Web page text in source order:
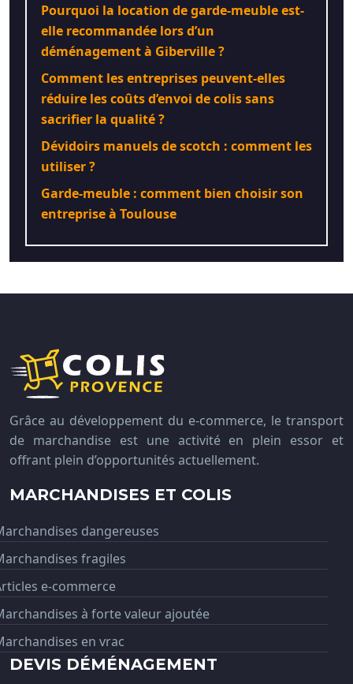
Pourquoi la location de garde-meuble est-
elle recommandée lors d’un
déménagement à Giberville ?
Comment les entreprises peuvent-elles
réduire les coûts d’envoi de colis sans
sacrifier la qualité ?
Dévidoirs manuels de scotch : comment les
utiliser ?
Garde-meuble : comment bien choisir son
entreprise à Toulouse
Grâce au développement du e-commerce, le transport
de marchandise est une activité en plein essor et
offrant plein d’opportunités actuellement.
MARCHANDISES ET COLIS
dangereuses
fragiles
e-commerce
à forte valeur ajoutée
en vrac
DEVIS DÉMÉNAGEMENT